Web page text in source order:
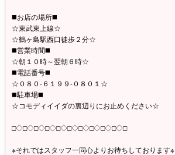
◼️お店の場所◼️
☆東武東上線☆
☆鶴ヶ島駅西口徒歩２分☆
◼️営業時間◼️
☆朝１０時～翌朝６時☆
◼️電話番号◼️
☆０８０-６１９９-０８０１☆
◼️駐車場◼️
☆コモディイイダの裏辺りにお止めください☆
□◇□◇□◇□◇□◇□◇□◇□◇□◇□◇□
※それではスタッフ一同心よりお待ちしております※